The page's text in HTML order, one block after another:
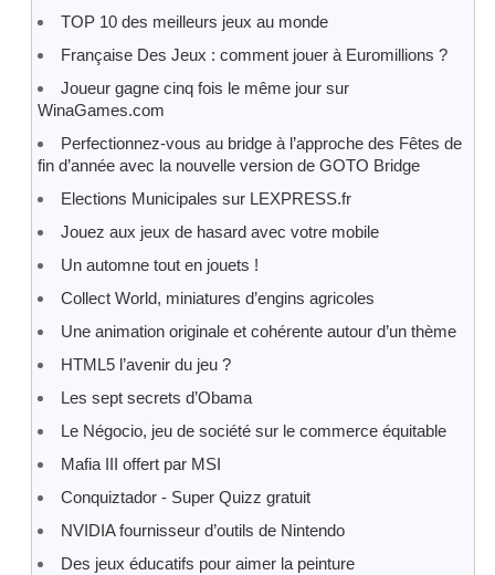
TOP 10 des meilleurs jeux au monde
Française Des Jeux : comment jouer à Euromillions ?
Joueur gagne cinq fois le même jour sur
WinaGames.com
Perfectionnez-vous au bridge à l’approche des Fêtes de
fin d’année avec la nouvelle version de GOTO Bridge
Elections Municipales sur LEXPRESS.fr
Jouez aux jeux de hasard avec votre mobile
Un automne tout en jouets !
Collect World, miniatures d’engins agricoles
Une animation originale et cohérente autour d’un thème
HTML5 l’avenir du jeu ?
Les sept secrets d’Obama
Le Négocio, jeu de société sur le commerce équitable
Mafia III offert par MSI
Conquiztador - Super Quizz gratuit
NVIDIA fournisseur d’outils de Nintendo
Des jeux éducatifs pour aimer la peinture